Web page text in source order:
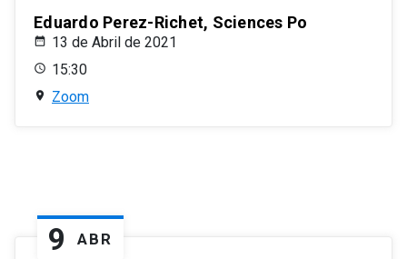
Eduardo Perez-Richet, Sciences Po
13 de Abril de 2021
15:30
Zoom
9 ABR